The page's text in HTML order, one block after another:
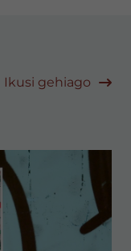
Ikusi gehiago